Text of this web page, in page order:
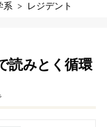
系 レジデント
読みとく循環